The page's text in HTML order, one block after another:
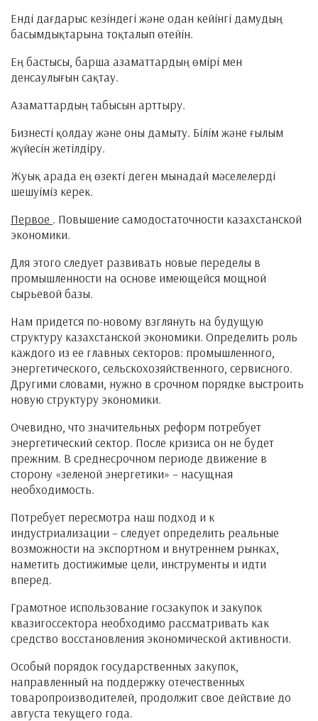
Енді дағдарыс кезіндегі және одан кейінгі дамудың
басымдықтарына тоқталып өтейін.
Ең бастысы, барша азаматтардың өмірі мен
денсаулығын сақтау.
Азаматтардың табысын арттыру.
Бизнесті қолдау және оны дамыту. Білім және ғылым
жүйесін жетілдіру.
Жуық арада ең өзекті деген мынадай мәселелерді
шешуіміз керек.
Первое . Повышение самодостаточности казахстанской
экономики.
Для этого следует развивать новые переделы в
промышленности на основе имеющейся мощной
сырьевой базы.
Нам придется по-новому взглянуть на будущую
структуру казахстанской экономики. Определить роль
каждого из ее главных секторов: промышленного,
энергетического, сельскохозяйственного, сервисного.
Другими словами, нужно в срочном порядке выстроить
новую структуру экономики.
Очевидно, что значительных реформ потребует
энергетический сектор. После кризиса он не будет
прежним. В среднесрочном периоде движение в
сторону «зеленой энергетики» – насущная
необходимость.
Потребует пересмотра наш подход и к
индустриализации – следует определить реальные
возможности на экспортном и внутреннем рынках,
наметить достижимые цели, инструменты и идти
вперед.
Грамотное использование госзакупок и закупок
квазигоссектора необходимо рассматривать как
средство восстановления экономической активности.
Особый порядок государственных закупок,
направленный на поддержку отечественных
товаропроизводителей, продолжит свое действие до
августа текущего года.